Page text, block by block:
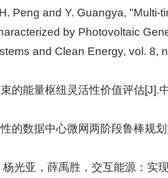
Peng and Y. Guangya, "Multi-
by Photovoltaic
and Clean Energy, vol. 8,
的能量枢纽灵活性价值评估[J].
的数据中心微网两阶段鲁棒规
光亚，薛禹胜，交互能源：实